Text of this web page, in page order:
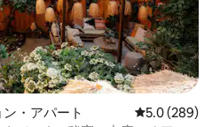
・アパート レビュー289
5.0 (289)